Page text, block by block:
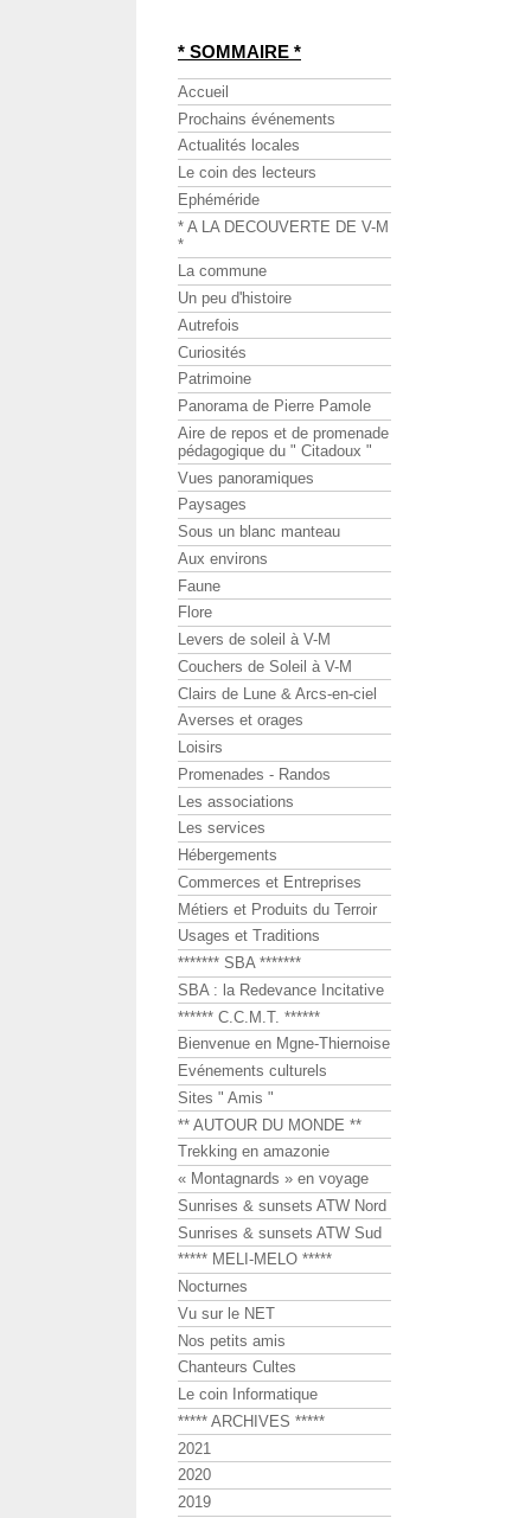
* SOMMAIRE *
Accueil
Prochains événements
Actualités locales
Le coin des lecteurs
Ephéméride
* A LA DECOUVERTE DE V-M
*
La commune
Un peu d'histoire
Autrefois
Curiosités
Patrimoine
Panorama de Pierre Pamole
Aire de repos et de promenade
pédagogique du " Citadoux "
Vues panoramiques
Paysages
Sous un blanc manteau
Aux environs
Faune
Flore
Levers de soleil à V-M
Couchers de Soleil à V-M
Clairs de Lune & Arcs-en-ciel
Averses et orages
Loisirs
Promenades - Randos
Les associations
Les services
Hébergements
Commerces et Entreprises
Métiers et Produits du Terroir
Usages et Traditions
******* SBA *******
SBA : la Redevance Incitative
****** C.C.M.T. ******
Bienvenue en Mgne-Thiernoise
Evénements culturels
Sites " Amis "
** AUTOUR DU MONDE **
Trekking en amazonie
« Montagnards » en voyage
Sunrises & sunsets ATW Nord
Sunrises & sunsets ATW Sud
***** MELI-MELO *****
Nocturnes
Vu sur le NET
Nos petits amis
Chanteurs Cultes
Le coin Informatique
***** ARCHIVES *****
2021
2020
2019